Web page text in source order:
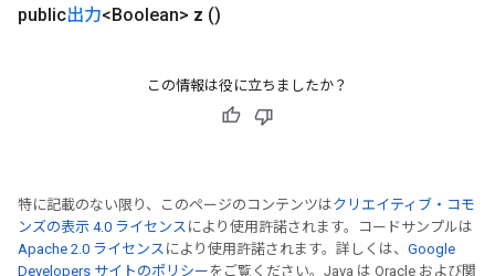
public出力<Boolean> z ()
この情報は役に立ちましたか？
特に記載のない限り、このページのコンテンツはクリエイティブ・コモ
ンズの表示 4.0 ライセンス により使用許諾されます。コードサンプルは
Apache 2.0 ライセンス により使用許諾されます。詳しくは、 Google
Developers サイトのポリシー をご覧ください。Java は Oracle および関